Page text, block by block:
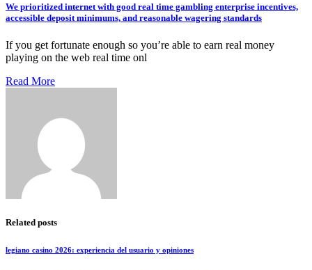
We prioritized internet with good real time gambling enterprise incentives,
accessible deposit minimums, and reasonable wagering standards
If you get fortunate enough so you’re able to earn real money
playing on the web real time onl
Read More
Related posts
legiano casino 2026: experiencia del usuario y opiniones